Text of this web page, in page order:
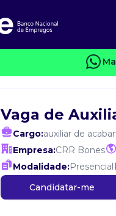
Vaga de
Cargo:auxiliar de
Empresa:CRR Bones
Modalidade:Presencial
Candidatar-me